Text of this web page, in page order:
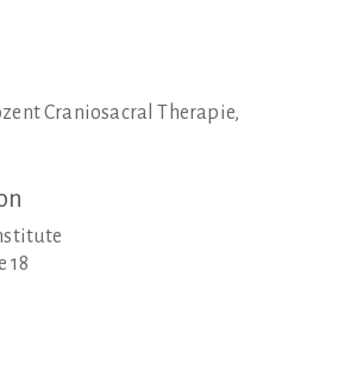
Craniosacral Therapie,
18